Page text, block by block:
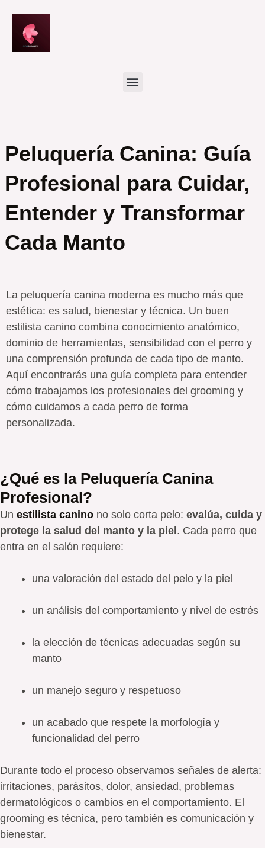
contenido
Peluquería Canina: Guía
Profesional para Cuidar,
Entender y Transformar
Cada Manto
La peluquería canina moderna es mucho más que
estética: es salud, bienestar y técnica. Un buen
estilista canino combina conocimiento anatómico,
dominio de herramientas, sensibilidad con el perro y
una comprensión profunda de cada tipo de manto.
Aquí encontrarás una guía completa para entender
cómo trabajamos los profesionales del grooming y
cómo cuidamos a cada perro de forma
personalizada.
¿Qué es la Peluquería Canina
Profesional?
Un estilista canino no solo corta pelo: evalúa, cuida y
protege la salud del manto y la piel. Cada perro que
entra en el salón requiere:
una valoración del estado del pelo y la piel
un análisis del comportamiento y nivel de estrés
la elección de técnicas adecuadas según su
manto
un manejo seguro y respetuoso
un acabado que respete la morfología y
funcionalidad del perro
Durante todo el proceso observamos señales de alerta:
irritaciones, parásitos, dolor, ansiedad, problemas
dermatológicos o cambios en el comportamiento. El
grooming es técnica, pero también es comunicación y
bienestar.